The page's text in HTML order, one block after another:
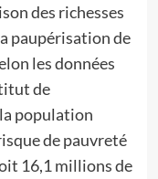
des richesses
paupérisation de
les données
de
population
de pauvreté
16,1 millions de